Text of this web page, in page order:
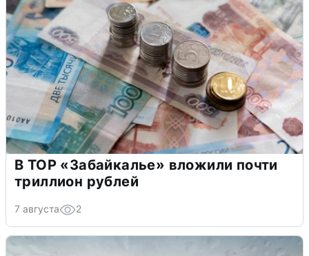
В ТОР «Забайкалье» вложили почти
триллион рублей
7 августа 2